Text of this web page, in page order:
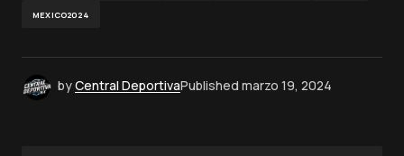
MEXICO2024
byCentral DeportivaPublished marzo 19, 2024